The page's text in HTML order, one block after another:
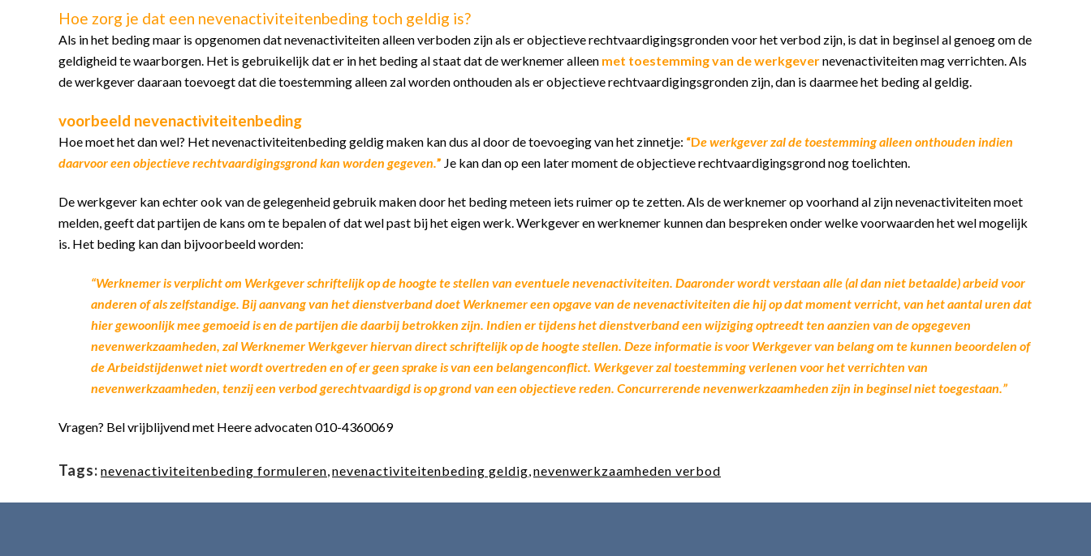
Hoe zorg je dat een nevenactiviteitenbeding toch geldig is?
Als in het beding maar is opgenomen dat nevenactiviteiten alleen verboden zijn als er objectieve rechtvaardigingsgronden voor het verbod zijn, is dat in beginsel al genoeg om de
geldigheid te waarborgen. Het is gebruikelijk dat er in het beding al staat dat de werknemer alleen met toestemming van de werkgevernevenactiviteiten mag verrichten. Als
de werkgever daaraan toevoegt dat die toestemming alleen zal worden onthouden als er objectieve rechtvaardigingsgronden zijn, dan is daarmee het beding al geldig.
voorbeeld nevenactiviteitenbeding
Hoe moet het dan wel? Het nevenactiviteitenbeding geldig maken kan dus al door de toevoeging van het zinnetje: “De werkgever zal de toestemming alleen onthouden indien
daarvoor een objectieve rechtvaardigingsgrond kan worden gegeven.” Je kan dan op een later moment de objectieve rechtvaardigingsgrond nog toelichten.
De werkgever kan echter ook van de gelegenheid gebruik maken door het beding meteen iets ruimer op te zetten. Als de werknemer op voorhand al zijn nevenactiviteiten moet
melden, geeft dat partijen de kans om te bepalen of dat wel past bij het eigen werk. Werkgever en werknemer kunnen dan bespreken onder welke voorwaarden het wel mogelijk
is. Het beding kan dan bijvoorbeeld worden:
“Werknemer is verplicht om Werkgever schriftelijk op de hoogte te stellen van eventuele nevenactiviteiten. Daaronder wordt verstaan alle (al dan niet betaalde) arbeid voor
anderen of als zelfstandige. Bij aanvang van het dienstverband doet Werknemer een opgave van de nevenactiviteiten die hij op dat moment verricht, van het aantal uren dat
hier gewoonlijk mee gemoeid is en de partijen die daarbij betrokken zijn. Indien er tijdens het dienstverband een wijziging optreedt ten aanzien van de opgegeven
nevenwerkzaamheden, zal Werknemer Werkgever hiervan direct schriftelijk op de hoogte stellen. Deze informatie is voor Werkgever van belang om te kunnen beoordelen of
de Arbeidstijdenwet niet wordt overtreden en of er geen sprake is van een belangenconflict. Werkgever zal toestemming verlenen voor het verrichten van
nevenwerkzaamheden, tenzij een verbod gerechtvaardigd is op grond van een objectieve reden. Concurrerende nevenwerkzaamheden zijn in beginsel niet toegestaan.”
Vragen? Bel vrijblijvend met Heere advocaten 010-4360069
Tags: nevenactiviteitenbeding formuleren,nevenactiviteitenbeding geldig,nevenwerkzaamheden verbod